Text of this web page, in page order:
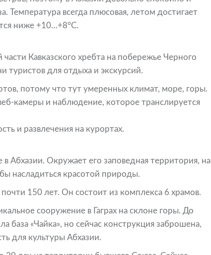
Температура всегда плюсовая, летом достигает
ниже +10…+8°С.
Кавказского хребта на побережье Черного
для отдыха и экскурсий.
потому что тут умеренных климат, море, горы.
камеры и наблюдение, которое транслируется
и развлечения на курортах.
Абхазии. Окружает его заповедная территория, на
насладиться красотой природы.
150 лет. Он состоит из комплекса 6 храмов.
сооружение в Гаграх на склоне горы. До
база «Чайка», но сейчас конструкция заброшена,
для культуры Абхазии.